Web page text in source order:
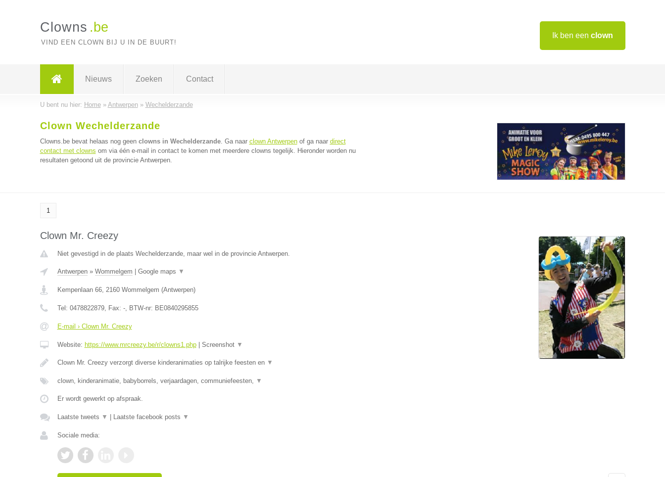
Ik ben een clown
Clowns .be
VIND EEN CLOWN BIJ U IN DE BUURT!
Nieuws Zoeken Contact
U bent nu hier: Home» Antwerpen» Wechelderzande
Clown Wechelderzande
Clowns.be bevat helaas nog geen clowns in Wechelderzande. Ga naar clown Antwerpenof ga naar direct
contact met clowns om via één e-mail in contact te komen met meerdere clowns tegelijk. Hieronder worden nu
resultaten getoond uit de provincie Antwerpen.
1
Clown Mr. Creezy
Niet gevestigd in de plaats Wechelderzande, maar wel in de provincie Antwerpen.
Antwerpen» Wommelgem Google maps ▼
Kempenlaan 66, 2160 Wommelgem (Antwerpen)
Tel: 0478822879, Fax: -, BTW-nr: BE0840295855
E-mail › Clown Mr. Creezy
Website: https://www.mrcreezy.be/r/clowns1.php| Screenshot ▼
Clown Mr. Creezy verzorgt diverse kinderanimaties op talrijke feesten en ▼
clown, kinderanimatie, babyborrels, verjaardagen, communiefeesten, ▼
Er wordt gewerkt op afspraak.
Laatste tweets ▼ Laatste facebook posts ▼
Sociale media: